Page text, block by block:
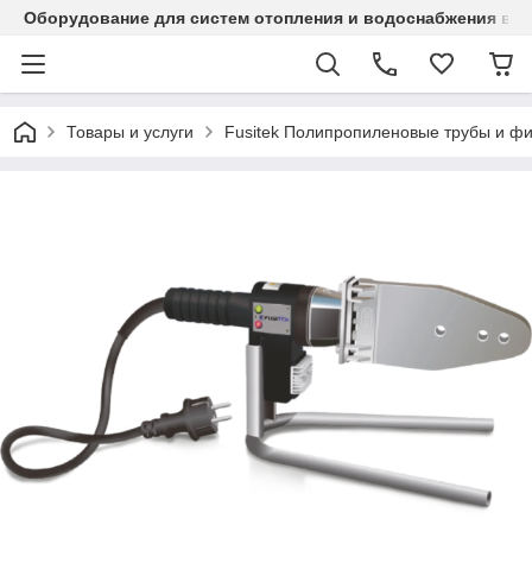
Оборудование для систем отопления и водоснабжения в
Товары и услуги Fusitek Полипропиленовые трубы и